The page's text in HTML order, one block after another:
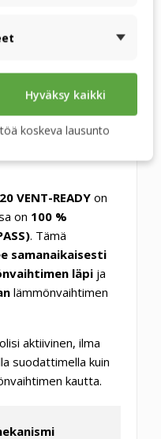
Tuloksena on
pitkäaikaisesti
VENT-READYon
on 100 %
. Tämä
samanaikaisesti
läpi ja
lämmönvaihtimen
aktiivinen, ilma
suodattimella kuin
kautta.
Hyväksy kaikki
koskeva lausunto